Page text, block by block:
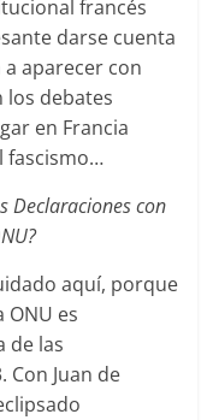
francés
darse cuenta
aparecer con
los debates
en Francia
fascismo…
Declaraciones con
aquí­, porque
ONU es
de las
Con Juan de